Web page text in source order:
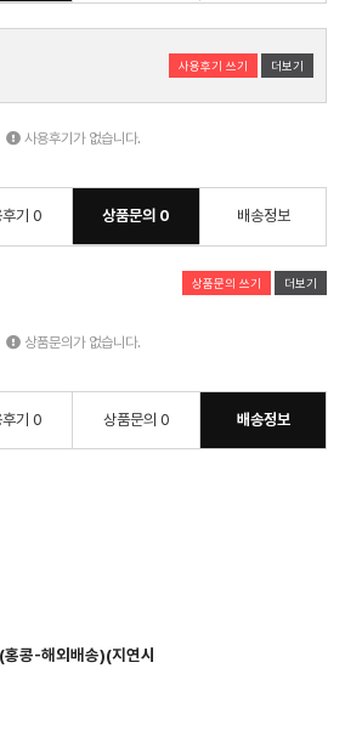
사용후기 쓰기 더보기
사용후기가 없습니다.
기 0 상품문의 0 배송정보
상품문의 쓰기 더보기
상품문의가 없습니다.
기 0 상품문의 0 배송정보
콩-해외배송)(지연시